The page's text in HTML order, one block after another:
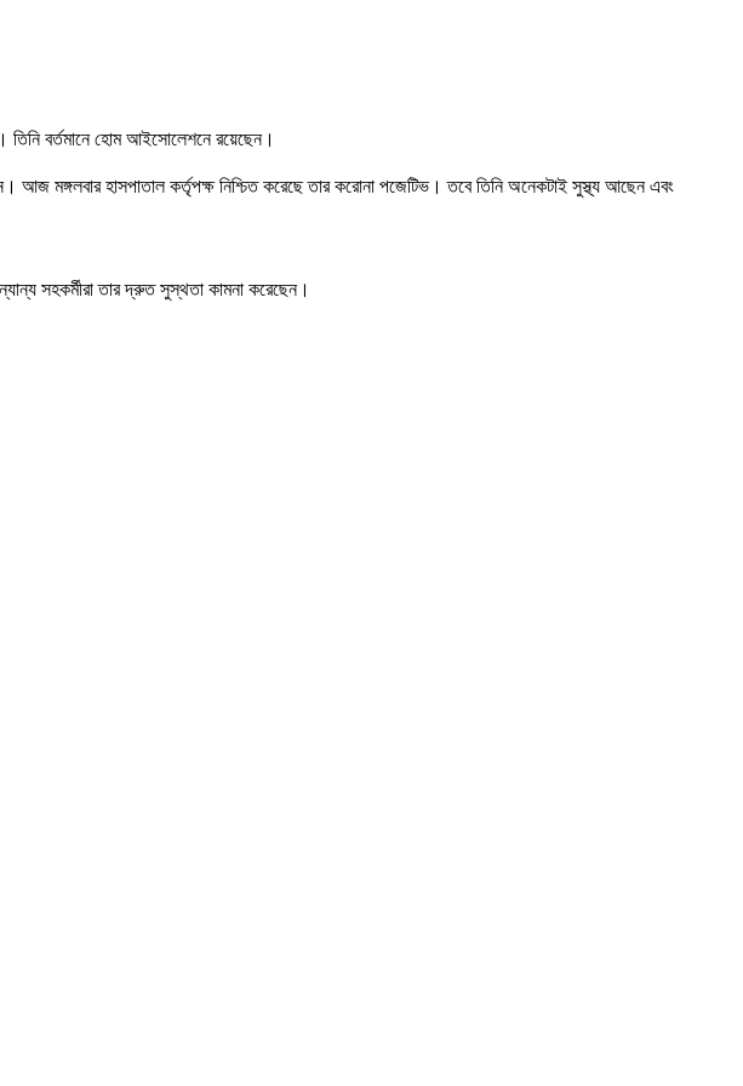
তিনি বর্তমানে হোম আইসোলেশনে রয়েছেন।
আজ মঙ্গলবার হাসপাতাল কর্তৃপক্ষ নিশ্চিত করেছে তার করোনা পজেটিভ। তবে তিনি অনেকটাই সুস্থ্য আছেন এবং
সহকর্মীরা তার দ্রুত সুস্থতা কামনা করেছেন।